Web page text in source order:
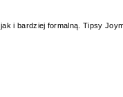
jak i bardziej formalną. Tipsy